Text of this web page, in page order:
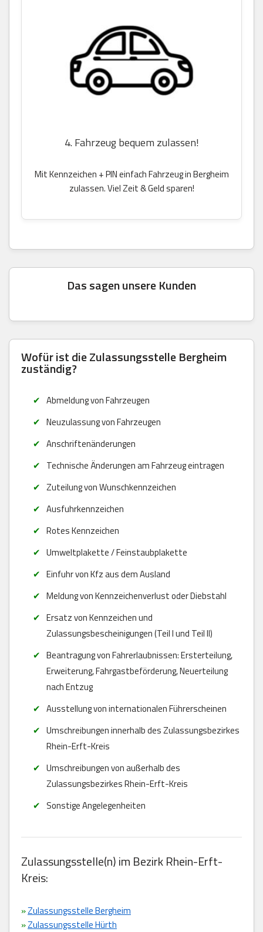
4. Fahrzeug bequem zulassen!
Mit Kennzeichen + PIN einfach Fahrzeug in Bergheim
zulassen. Viel Zeit & Geld sparen!
Das sagen unsere Kunden
Wofür ist die Zulassungsstelle Bergheim
zuständig?
Abmeldung von Fahrzeugen
Neuzulassung von Fahrzeugen
Anschriftenänderungen
Technische Änderungen am Fahrzeug eintragen
Zuteilung von Wunschkennzeichen
Ausfuhrkennzeichen
Rotes Kennzeichen
Umweltplakette / Feinstaubplakette
Einfuhr von Kfz aus dem Ausland
Meldung von Kennzeichenverlust oder Diebstahl
Ersatz von Kennzeichen und
Zulassungsbescheinigungen (Teil I und Teil II)
Beantragung von Fahrerlaubnissen: Ersterteilung,
Erweiterung, Fahrgastbeförderung, Neuerteilung
nach Entzug
Ausstellung von internationalen Führerscheinen
Umschreibungen innerhalb des Zulassungsbezirkes
Rhein-Erft-Kreis
Umschreibungen von außerhalb des
Zulassungsbezirkes Rhein-Erft-Kreis
Sonstige Angelegenheiten
Zulassungsstelle(n) im Bezirk Rhein-Erft-
Kreis:
»Zulassungsstelle Bergheim
»Zulassungsstelle Hürth